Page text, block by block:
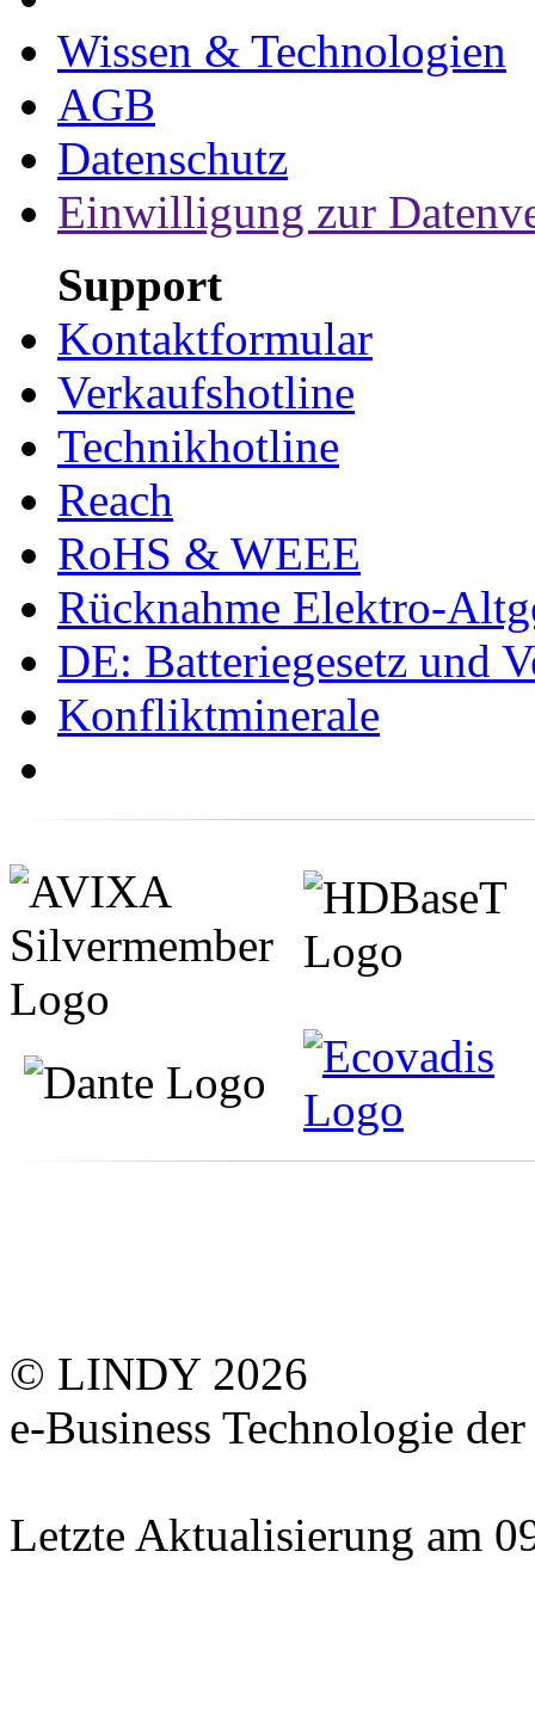
Wissen & Technologien
AGB
Datenschutz
Einwilligung zur
Support
Kontaktformular
Verkaufshotline
Technikhotline
Reach
RoHS & WEEE
Rücknahme Elektro-
DE: Batteriegesetz und
Konfliktminerale
© LINDY 2026
e-Business Technologie
Letzte Aktualisierung am